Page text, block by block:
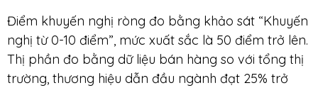
Điểm khuyến nghị ròng đo bằng khảo sát “Khuyến
nghị từ 0-10 điểm”, mức xuất sắc là 50 điểm trở lên.
Thị phần đo bằng dữ liệu bán hàng so với tổng thị
trường, thương hiệu dẫn đầu ngành đạt 25% trở